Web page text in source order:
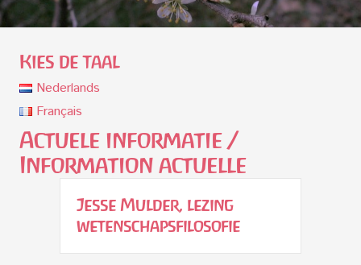
Kies de taal
Nederlands
Français
Actuele informatie /
Information actuelle
Jesse Mulder, lezing
wetenschapsfilosofie